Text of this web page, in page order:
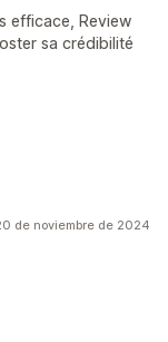
efficace, Review
sa crédibilité
de noviembre de 2024